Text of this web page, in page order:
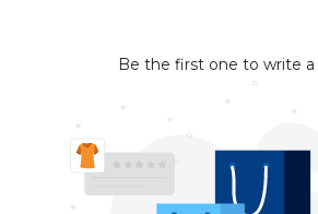
Be the first one to write a